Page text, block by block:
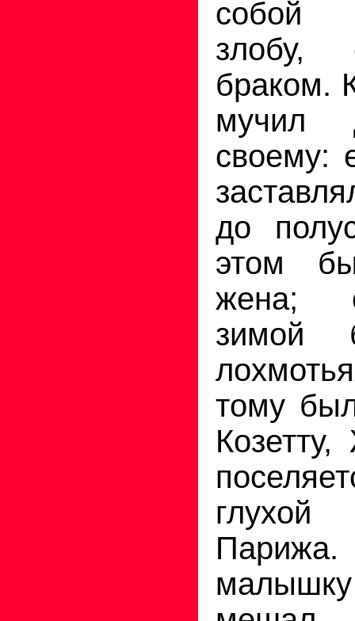
собой
злобу,
браком.
мучил
своему:
до
этом
жена;
зимой
тому